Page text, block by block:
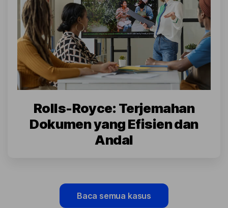
Rolls-Royce: Terjemahan
Dokumen yang Efisien dan
Andal
Baca semua kasus